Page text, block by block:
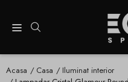
Acasa Casa
Iluminat interior